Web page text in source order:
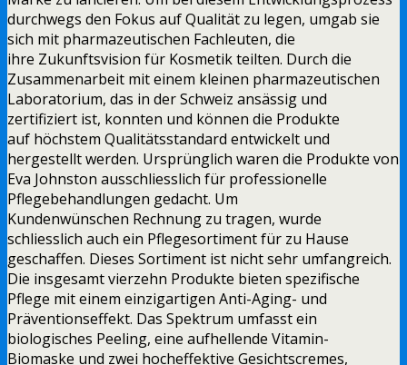
durchwegs den Fokus auf Qualität zu legen, umgab sie
sich mit pharmazeutischen Fachleuten, die
ihre Zukunftsvision für Kosmetik teilten. Durch die
Zusammenarbeit mit einem kleinen pharmazeutischen
Laboratorium, das in der Schweiz ansässig und
zertifiziert ist, konnten und können die Produkte
auf höchstem Qualitätsstandard entwickelt und
hergestellt werden. Ursprünglich waren die Produkte von
Eva Johnston ausschliesslich für professionelle
Pflegebehandlungen gedacht. Um
Kundenwünschen Rechnung zu tragen, wurde
schliesslich auch ein Pflegesortiment für zu Hause
geschaffen. Dieses Sortiment ist nicht sehr umfangreich.
Die insgesamt vierzehn Produkte bieten spezifische
Pflege mit einem einzigartigen Anti-Aging- und
Präventionseffekt. Das Spektrum umfasst ein
biologisches Peeling, eine aufhellende Vitamin-
Biomaske und zwei hocheffektive Gesichtscremes,